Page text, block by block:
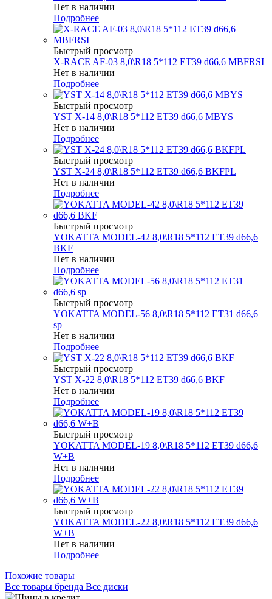
Нет в наличии
Подробнее
Быстрый просмотр
X-RACE AF-03 8,0\R18 5*112 ET39 d66,6 MBFRSI
Нет в наличии
Подробнее
Быстрый просмотр
YST X-14 8,0\R18 5*112 ET39 d66,6 MBYS
Нет в наличии
Подробнее
Быстрый просмотр
YST X-24 8,0\R18 5*112 ET39 d66,6 BKFPL
Нет в наличии
Подробнее
Быстрый просмотр
YOKATTA MODEL-42 8,0\R18 5*112 ET39 d66,6
BKF
Нет в наличии
Подробнее
Быстрый просмотр
YOKATTA MODEL-56 8,0\R18 5*112 ET31 d66,6
sp
Нет в наличии
Подробнее
Быстрый просмотр
YST X-22 8,0\R18 5*112 ET39 d66,6 BKF
Нет в наличии
Подробнее
Быстрый просмотр
YOKATTA MODEL-19 8,0\R18 5*112 ET39 d66,6
W+B
Нет в наличии
Подробнее
Быстрый просмотр
YOKATTA MODEL-22 8,0\R18 5*112 ET39 d66,6
W+B
Нет в наличии
Подробнее
Похожие товары
Все товары бренда Все диски